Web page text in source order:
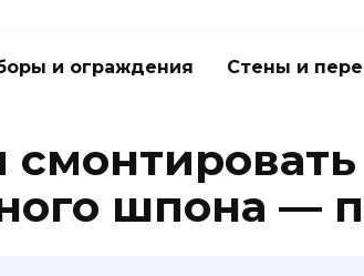
и ограждения Стены и
шпона —